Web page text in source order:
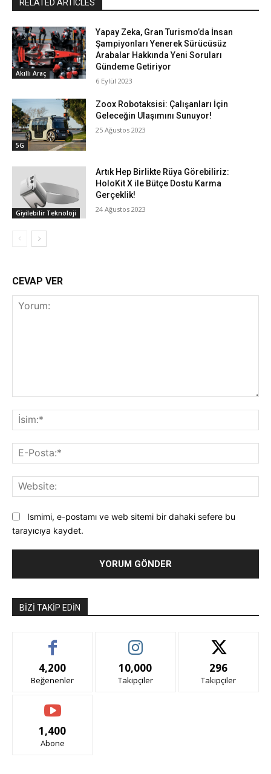
RELATED ARTICLES
Akıllı Araç
Yapay Zeka, Gran Turismo’da İnsan
Şampiyonları Yenerek Sürücüsüz
Arabalar Hakkında Yeni Soruları
Gündeme Getiriyor
6 Eylül 2023
5G
Zoox Robotaksisi: Çalışanları İçin
Geleceğin Ulaşımını Sunuyor!
25 Ağustos 2023
Giyilebilir Teknoloji
Artık Hep Birlikte Rüya Görebiliriz:
HoloKit X ile Bütçe Dostu Karma
Gerçeklik!
24 Ağustos 2023
CEVAP VER
Ismimi, e-postamı ve web sitemi bir dahaki sefere bu
tarayıcıya kaydet.
BIZI TAKIP EDIN
4,200
Beğenenler
10,000
Takipçiler
296
Takipçiler
1,400
Abone